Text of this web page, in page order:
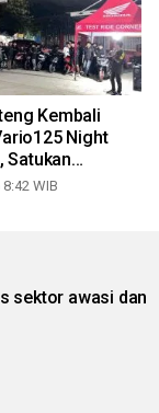
Kembali
Night
Satukan
dalam
Berkendara
WIB
sektor awasi dan